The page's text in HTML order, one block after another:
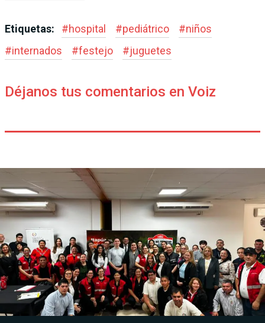
Etiquetas: #hospital #pediátrico #niños
#internados #festejo #juguetes
Déjanos tus comentarios en Voiz